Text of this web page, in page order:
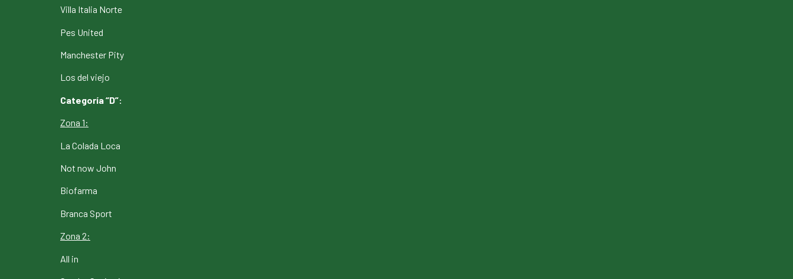
Villa Italia Norte
Pes United
Manchester Pity
Los del viejo
Categoría “D”:
Zona 1:
La Colada Loca
Not now John
Biofarma
Branca Sport
Zona 2:
All in